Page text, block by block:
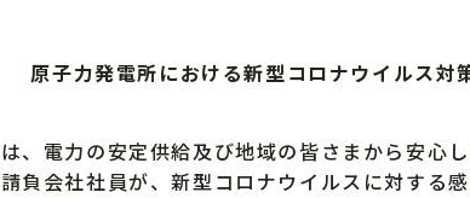
原子力発電所における新型コロナウイルス対
、電力の安定供給及び地域の皆さまから安心
負会社社員が、新型コロナウイルスに対する